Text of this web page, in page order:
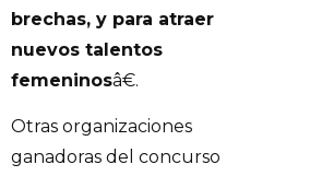
brechas, y para atraer
nuevos talentos
femeninosâ€.
Otras organizaciones
ganadoras del concurso